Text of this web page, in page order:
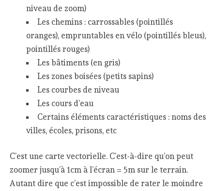
niveau de zoom)
Les chemins : carrossables (pointillés
oranges), empruntables en vélo (pointillés bleus),
pointillés rouges)
Les bâtiments (en gris)
Les zones boisées (petits sapins)
Les courbes de niveau
Les cours d’eau
Certains éléments caractéristiques : noms des
villes, écoles, prisons, etc
C’est une carte vectorielle. C’est-à-dire qu’on peut
zoomer jusqu’à 1cm à l’écran = 5m sur le terrain.
Autant dire que c’est impossible de rater le moindre